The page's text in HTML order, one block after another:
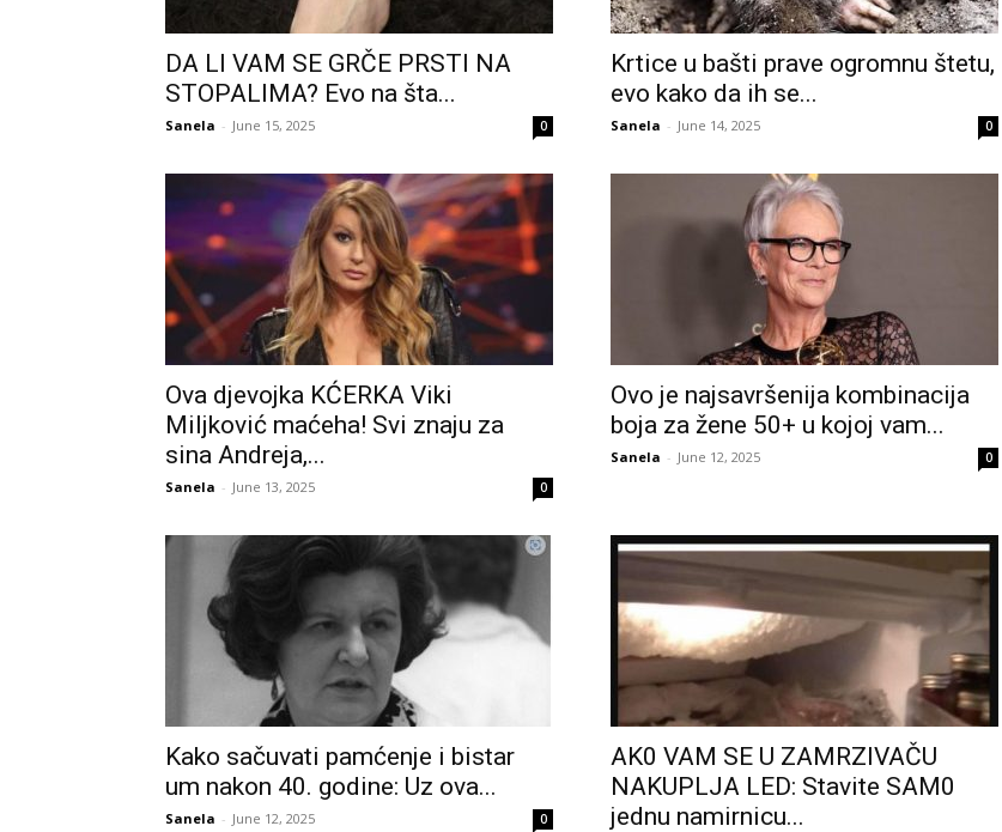
DA LI VAM SE GRČE PRSTI NA
STOPALIMA? Evo na šta...
Sanela - June 15, 2025 0
Krtice u bašti prave ogromnu štetu,
evo kako da ih se...
Sanela - June 14, 2025 0
Ova djevojka KĆERKA Viki
Miljković maćeha! Svi znaju za
sina Andreja,...
Sanela - June 13, 2025 0
Ovo je najsavršenija kombinacija
boja za žene 50+ u kojoj vam...
Sanela - June 12, 2025 0
Kako sačuvati pamćenje i bistar
um nakon 40. godine: Uz ova...
Sanela - June 12, 2025 0
AK0 VAM SE U ZAMRZIVAČU
NAKUPLJA LED: Stavite SAM0
jednu namirnicu...